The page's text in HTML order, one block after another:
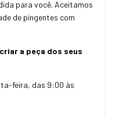
para você. Aceitamos
de pingentes com
criar a peça dos seus
feira, das 9:00 às